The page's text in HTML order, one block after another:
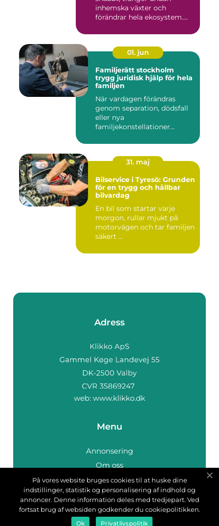
inhemska växter och
förändrar hela ekosystem.
01. jun
Familjerätt stockholm
trygg juridisk hjälp för hela
familjen
När vardagen förändras
genom separation, dödsfall
eller nya
familjekonstellationer
31. maj
Bilservice i Tyresö: Grunden
för en trygg och hållbar
bilvardag
En bil som startar varje
morgon, rullar mjukt på
motorvägen och tar familjen
säkert ...
Adress
web: www.klikko.dk
Menu
Annonsering
Om oss
Cookies
Kontakta oss
Sitemap
På vores website bruges cookies til at huske dine
indstillinger, statistik og personalisering af indhold og
annoncer. Denne information deles med tredjepart. Ved
fortsat brug af websiden godkender du cookiepolitikken.
Ok Privatlivspolitik